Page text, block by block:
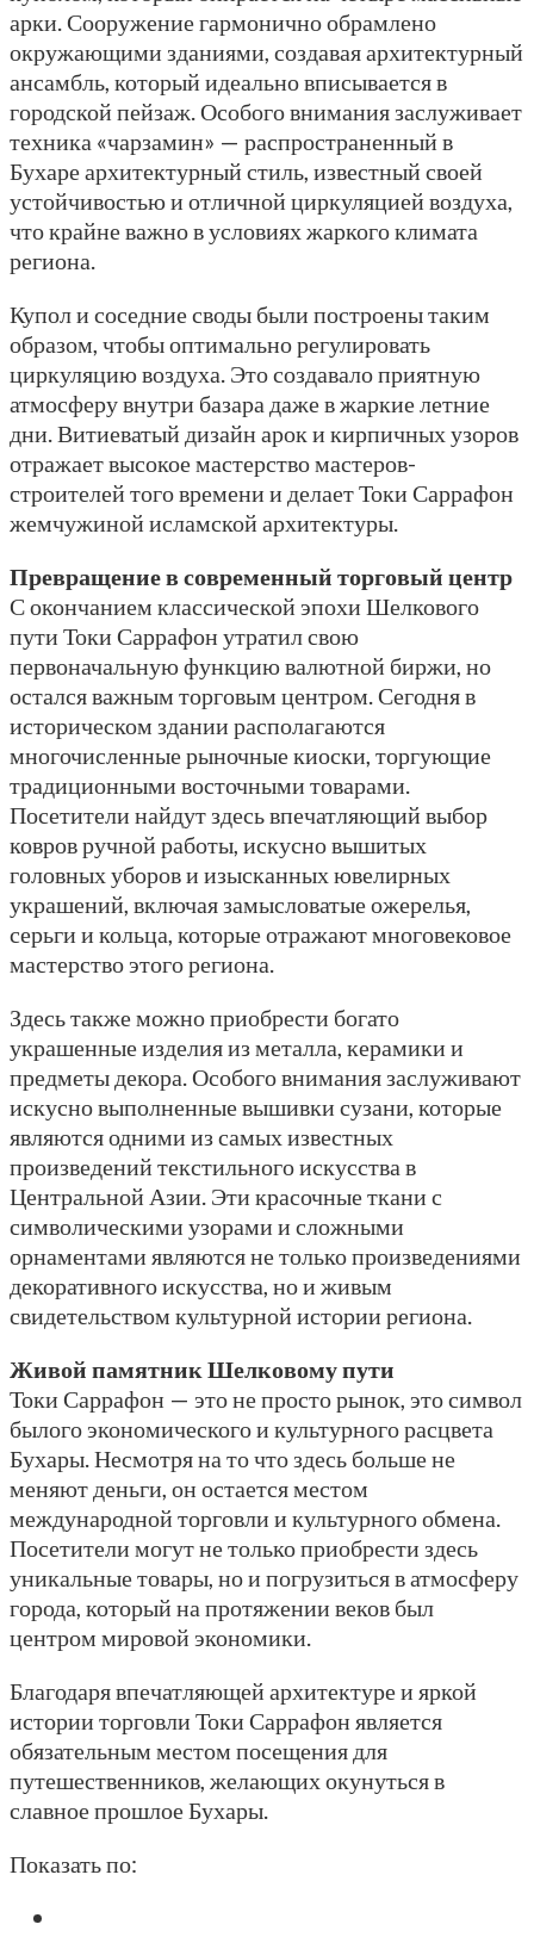
арки. Сооружение гармонично обрамлено
окружающими зданиями, создавая архитектурный
ансамбль, который идеально вписывается в
городской пейзаж. Особого внимания заслуживает
техника «чарзамин» — распространенный в
Бухаре архитектурный стиль, известный своей
устойчивостью и отличной циркуляцией воздуха,
что крайне важно в условиях жаркого климата
региона.
Купол и соседние своды были построены таким
образом, чтобы оптимально регулировать
циркуляцию воздуха. Это создавало приятную
атмосферу внутри базара даже в жаркие летние
дни. Витиеватый дизайн арок и кирпичных узоров
отражает высокое мастерство мастеров-
строителей того времени и делает Токи Саррафон
жемчужиной исламской архитектуры.
Превращение в современный торговый центр
С окончанием классической эпохи Шелкового
пути Токи Саррафон утратил свою
первоначальную функцию валютной биржи, но
остался важным торговым центром. Сегодня в
историческом здании располагаются
многочисленные рыночные киоски, торгующие
традиционными восточными товарами.
Посетители найдут здесь впечатляющий выбор
ковров ручной работы, искусно вышитых
головных уборов и изысканных ювелирных
украшений, включая замысловатые ожерелья,
серьги и кольца, которые отражают многовековое
мастерство этого региона.
Здесь также можно приобрести богато
украшенные изделия из металла, керамики и
предметы декора. Особого внимания заслуживают
искусно выполненные вышивки сузани, которые
являются одними из самых известных
произведений текстильного искусства в
Центральной Азии. Эти красочные ткани с
символическими узорами и сложными
орнаментами являются не только произведениями
декоративного искусства, но и живым
свидетельством культурной истории региона.
Живой памятник Шелковому пути
Токи Саррафон — это не просто рынок, это символ
былого экономического и культурного расцвета
Бухары. Несмотря на то что здесь больше не
меняют деньги, он остается местом
международной торговли и культурного обмена.
Посетители могут не только приобрести здесь
уникальные товары, но и погрузиться в атмосферу
города, который на протяжении веков был
центром мировой экономики.
Благодаря впечатляющей архитектуре и яркой
истории торговли Токи Саррафон является
обязательным местом посещения для
путешественников, желающих окунуться в
славное прошлое Бухары.
Показать по: